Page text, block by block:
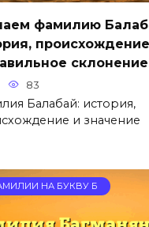
фамилию
83
Балабай: история,
и значение
НА БУКВУ Б